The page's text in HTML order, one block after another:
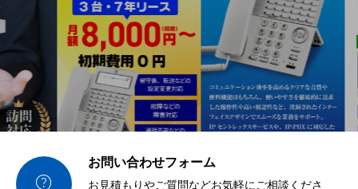
お問い合わせフォーム
お見積もりやご質問などお気軽にご相談くださ